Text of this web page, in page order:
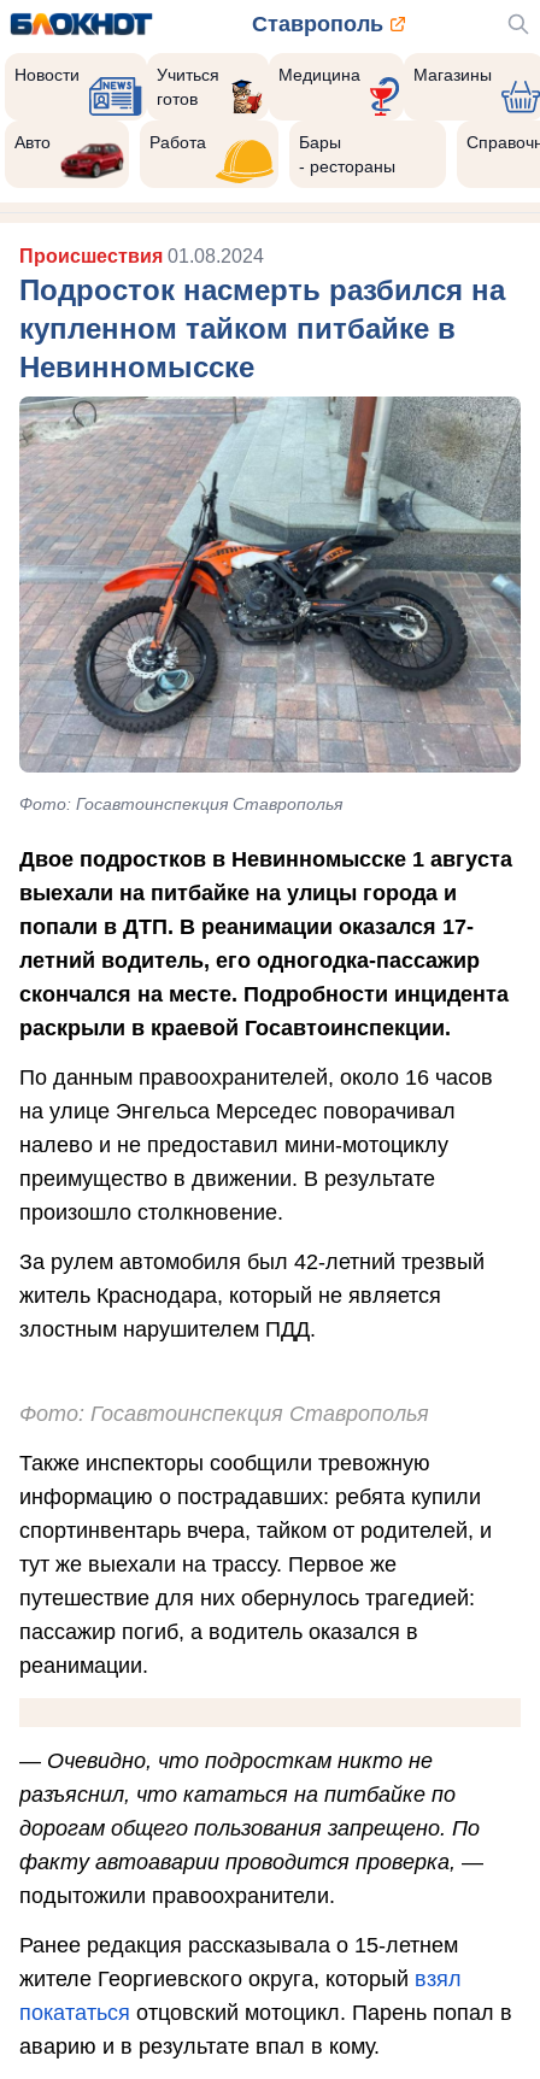
Ставрополь
Новости
Учиться
готов
Медицина Магазины
Авто Работа
Бары
- рестораны
Происшествия 01.08.2024
Подросток насмерть разбился на
купленном тайком питбайке в
Невинномысске
Фото: Госавтоинспекция Ставрополья
Двое подростков в Невинномысске 1 августа
выехали на питбайке на улицы города и
попали в ДТП. В реанимации оказался 17-
летний водитель, его одногодка-пассажир
скончался на месте. Подробности инцидента
раскрыли в краевой Госавтоинспекции.
По данным правоохранителей, около 16 часов
на улице Энгельса Мерседес поворачивал
налево и не предоставил мини-мотоциклу
преимущество в движении. В результате
произошло столкновение.
За рулем автомобиля был 42-летний трезвый
житель Краснодара, который не является
злостным нарушителем ПДД.
Фото: Госавтоинспекция Ставрополья
Также инспекторы сообщили тревожную
информацию о пострадавших: ребята купили
спортинвентарь вчера, тайком от родителей, и
тут же выехали на трассу. Первое же
путешествие для них обернулось трагедией:
пассажир погиб, а водитель оказался в
реанимации.
— Очевидно, что подросткам никто не
разъяснил, что кататься на питбайке по
дорогам общего пользования запрещено. По
факту автоаварии проводится проверка, —
подытожили правоохранители.
Ранее редакция рассказывала о 15-летнем
жителе Георгиевского округа, который взял
покататься отцовский мотоцикл. Парень попал в
аварию и в результате впал в кому.